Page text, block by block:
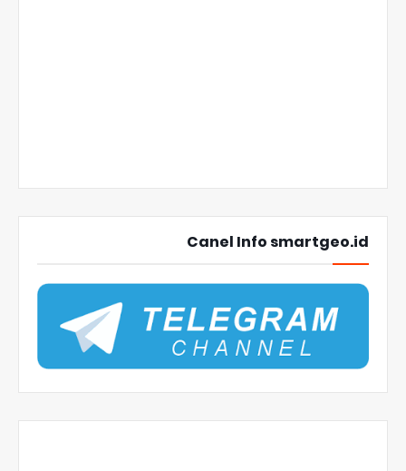
Canel Info smartgeo.id